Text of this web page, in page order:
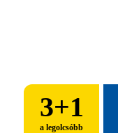
3+1
a legolcsóbb